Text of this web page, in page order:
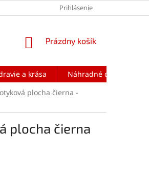
Prihlásenie
NÁKUPNÝ
Prázdny košík
a krása Náhradné diely na
plocha čierna -
plocha čierna